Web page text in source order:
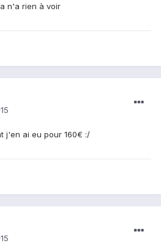
n'a rien à voir
j'en ai eu pour 160€ :/